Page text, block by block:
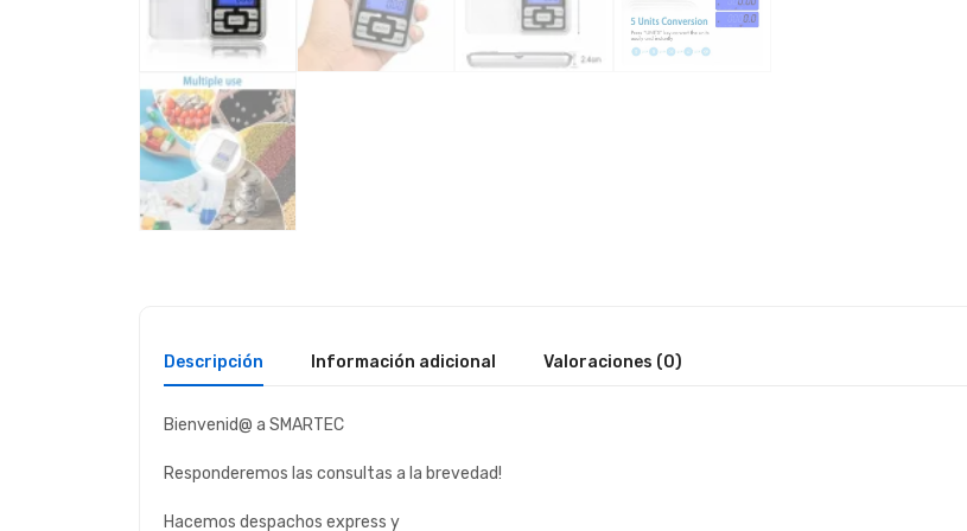
Descripción Información adicional Valoraciones (0)
Bienvenid@ a SMARTEC
Responderemos las consultas a la brevedad!
Hacemos despachos express y